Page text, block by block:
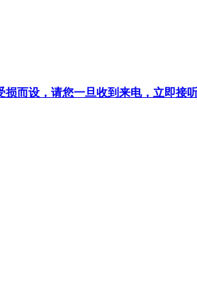
而设，请您一旦收到来电，立即接听